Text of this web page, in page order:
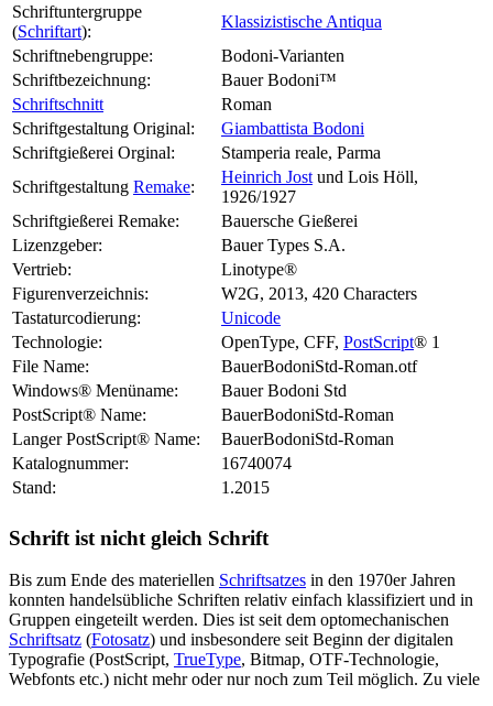
Schriftuntergruppe
(Schriftart):
Klassizistische Antiqua
Schriftnebengruppe:
Bodoni-Varianten
Schriftbezeichnung:
Bauer Bodoni™
Schriftschnitt
Roman
Schriftgestaltung Original:
Giambattista Bodoni
Schriftgießerei Orginal:
Stamperia reale, Parma
Schriftgestaltung Remake:
Heinrich Jost und Lois Höll,
1926/1927
Schriftgießerei Remake:
Bauersche Gießerei
Lizenzgeber:
Bauer Types S.A.
Vertrieb:
Linotype®
Figurenverzeichnis:
W2G, 2013, 420 Characters
Tastaturcodierung:
Unicode
Technologie:
OpenType, CFF, PostScript® 1
File Name:
BauerBodoniStd-Roman.otf
Windows® Menüname:
Bauer Bodoni Std
PostScript® Name:
BauerBodoniStd-Roman
Langer PostScript® Name:
BauerBodoniStd-Roman
Katalognummer:
16740074
Stand:
1.2015
Schrift ist nicht gleich Schrift
Bis zum Ende des materiellen Schriftsatzes in den 1970er Jahren
konnten handelsübliche Schriften relativ einfach klassifiziert und in
Gruppen eingeteilt werden. Dies ist seit dem optomechanischen
Schriftsatz (Fotosatz) und insbesondere seit Beginn der digitalen
Typografie (PostScript, TrueType, Bitmap, OTF-Technologie,
Webfonts etc.) nicht mehr oder nur noch zum Teil möglich. Zu viele